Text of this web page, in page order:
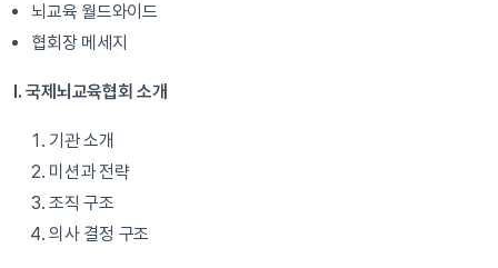
뇌교육 월드와이드
협회장 메세지
I. 국제뇌교육협회 소개
기관 소개
미션과 전략
조직 구조
의사 결정 구조